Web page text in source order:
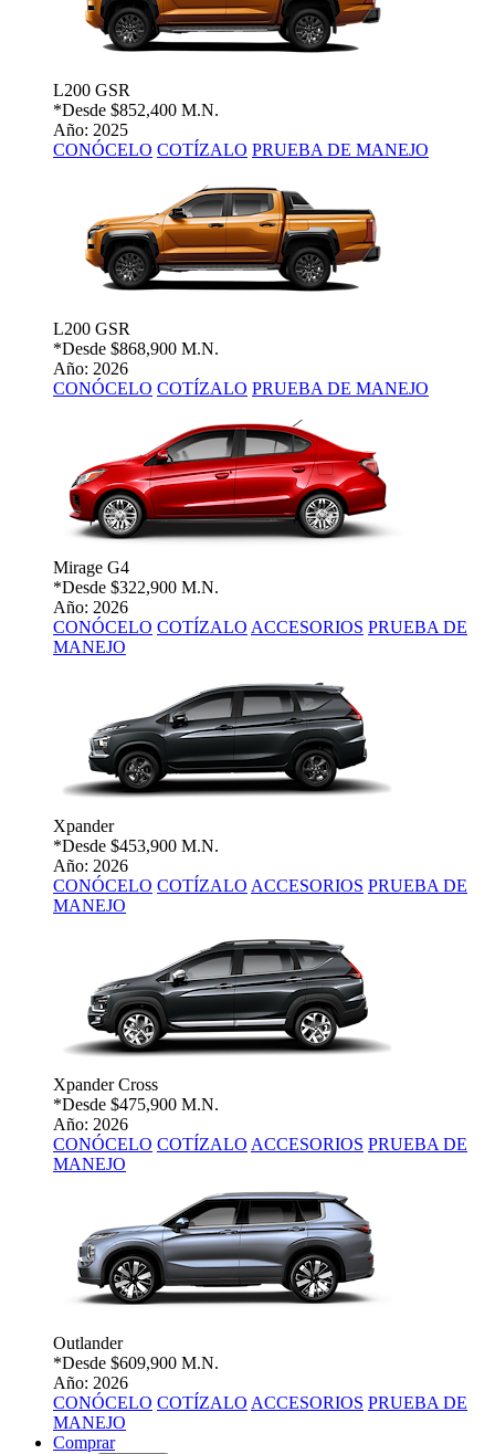
L200 GSR
*Desde $852,400 M.N.
Año: 2025
CONÓCELO COTÍZALO PRUEBA DE MANEJO
L200 GSR
*Desde $868,900 M.N.
Año: 2026
CONÓCELO COTÍZALO PRUEBA DE MANEJO
Mirage G4
*Desde $322,900 M.N.
Año: 2026
CONÓCELO COTÍZALO ACCESORIOS PRUEBA DE
MANEJO
Xpander
*Desde $453,900 M.N.
Año: 2026
CONÓCELO COTÍZALO ACCESORIOS PRUEBA DE
MANEJO
Xpander Cross
*Desde $475,900 M.N.
Año: 2026
CONÓCELO COTÍZALO ACCESORIOS PRUEBA DE
MANEJO
Outlander
*Desde $609,900 M.N.
Año: 2026
CONÓCELO COTÍZALO ACCESORIOS PRUEBA DE
MANEJO
Comprar